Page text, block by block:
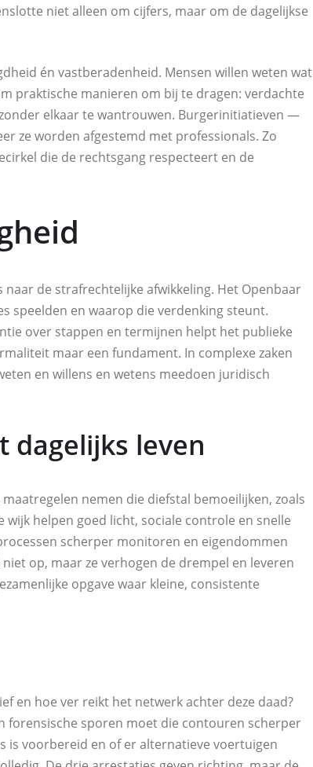
niet alleen om cijfers, maar om de dagelijkse
én vastberadenheid. Mensen willen weten wat
praktische manieren om bij te dragen: verdachte
elkaar te wantrouwen. Burgerinitiatieven —
ze worden afgestemd met professionals. Zo
die de rechtsgang respecteert en de
de strafrechtelijke afwikkeling. Het Openbaar
speelden en waarop die verdenking steunt.
over stappen en termijnen helpt het publieke
maar een fundament. In complexe zaken
en willens en wetens meedoen juridisch
dagelijks leven
nemen die diefstal bemoeilijken, zoals
helpen goed licht, sociale controle en snelle
scherper monitoren en eigendommen
op, maar ze verhogen de drempel en leveren
opgave waar kleine, consistente
en hoe ver reikt het netwerk achter deze daad?
forensische sporen moet die contouren scherper
is voorbereid en of er alternatieve voertuigen